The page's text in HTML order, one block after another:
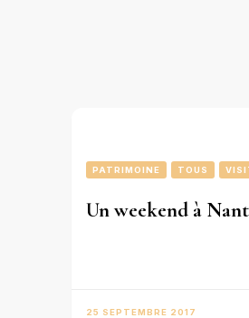
PATRIMOINE TOUS
Un weekend à
25 SEPTEMBRE 2017